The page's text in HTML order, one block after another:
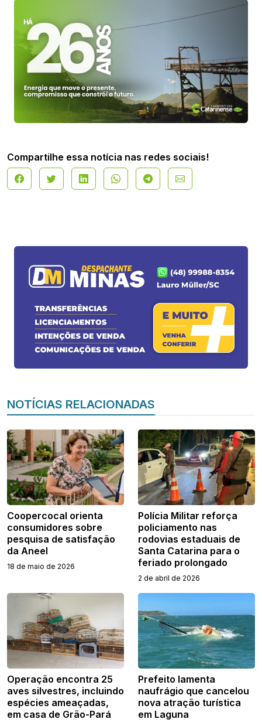
Compartilhe essa notícia nas redes sociais!
NOTÍCIAS RELACIONADAS
Coopercocal orienta
consumidores sobre
pesquisa de satisfação
da Aneel
18 de maio de 2026
Polícia Militar reforça
policiamento nas
rodovias estaduais de
Santa Catarina para o
feriado prolongado
2 de abril de 2026
Operação encontra 25
aves silvestres, incluindo
espécies ameaçadas,
em casa de Grão-Pará
Prefeito lamenta
naufrágio que cancelou
nova atração turística
em Laguna